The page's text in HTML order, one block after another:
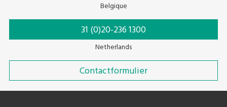
Belgique
31 (0)20-236 1300
Netherlands
Contactformulier